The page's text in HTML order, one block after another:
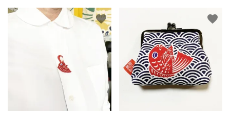
favorite favorite